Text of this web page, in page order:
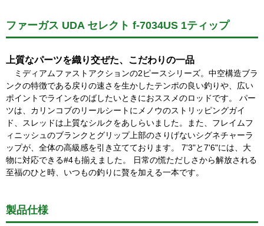
ファーガス UDA セレクト f-7034US 1ティップ
上質なパーツを織り交ぜた、こだわりの一品
ミディアムファストアクションの2ピースシリーズ。中空構造ブラ
ンクの特徴である戻りの速さを生かしたテンポの良い釣りや、広い
ポイントでラインをのばしたいときにおススメのロッドです。 パー
ツは、カリンコブのリールシートにメノウのストリッピングガイ
ド、スレッドは上質なシルクをあしらいました。また、フレイムフ
ィニッシュのブランクとグリップ上部のさりげないシグネチャーラ
ップが、全体の高級感を引き立てております。 7'3"と7'6"には、大
物に対応できる#4も揃えました。 日常の慌ただしさから解放される
至福のひと時、いつもの釣りに贅を加える一本です。
製品仕様